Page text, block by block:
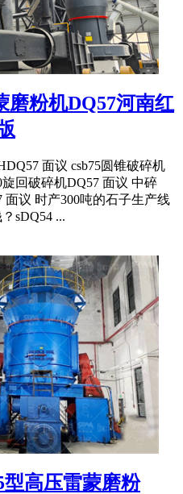
磨粉机DQ57河南红
面议 csb75圆锥破碎机
回破碎机DQ57 面议 中碎
面议 时产300吨的石子生产线
sDQ54 ...
高压雷蒙磨粉